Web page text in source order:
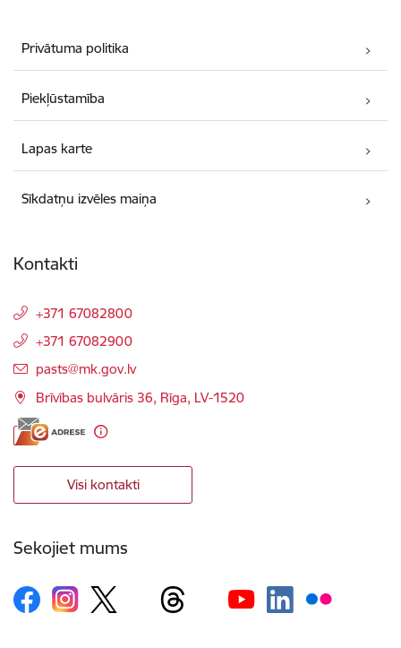
Privātuma politika
Piekļūstamība
Lapas karte
Sīkdatņu izvēles maiņa
Kontakti
+371 67082800
+371 67082900
E-pasts:
pasts@mk.gov.lv
Brīvības bulvāris 36, Rīga, LV-1520
Visi kontakti
Sekojiet mums